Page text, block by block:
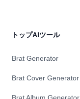
トップAIツール
Brat Generator
Brat Cover Generator